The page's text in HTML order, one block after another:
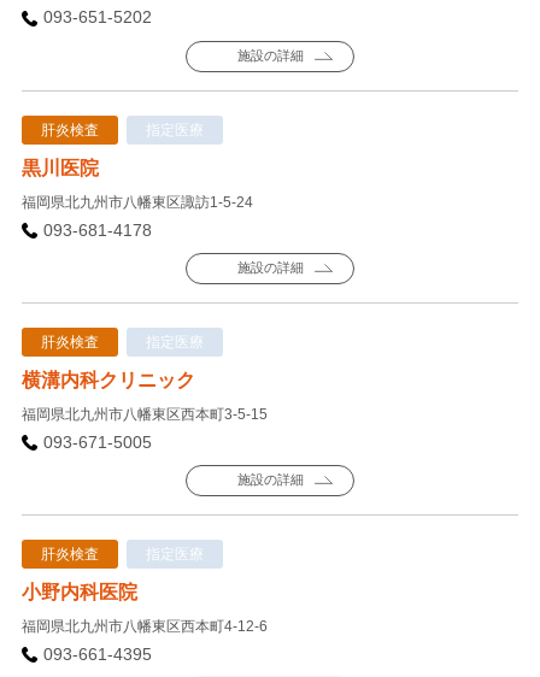
093-651-5202
施設の詳細
肝炎検査 指定医療
黒川医院
福岡県北九州市八幡東区諏訪1-5-24
093-681-4178
施設の詳細
肝炎検査 指定医療
横溝内科クリニック
福岡県北九州市八幡東区西本町3-5-15
093-671-5005
施設の詳細
肝炎検査 指定医療
小野内科医院
福岡県北九州市八幡東区西本町4-12-6
093-661-4395